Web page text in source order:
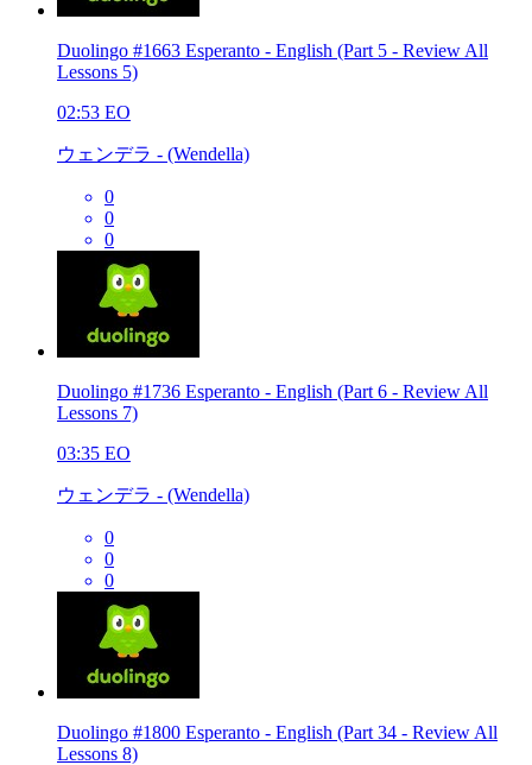
Duolingo #1663 Esperanto - English (Part 5 - Review All
Lessons 5)
02:53 EO
ウェンデラ - (Wendella)
0
0
0
Duolingo #1736 Esperanto - English (Part 6 - Review All
Lessons 7)
03:35 EO
ウェンデラ - (Wendella)
0
0
0
Duolingo #1800 Esperanto - English (Part 34 - Review All
Lessons 8)